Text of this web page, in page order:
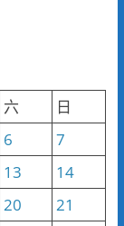
六
日
6
7
13
14
20
21